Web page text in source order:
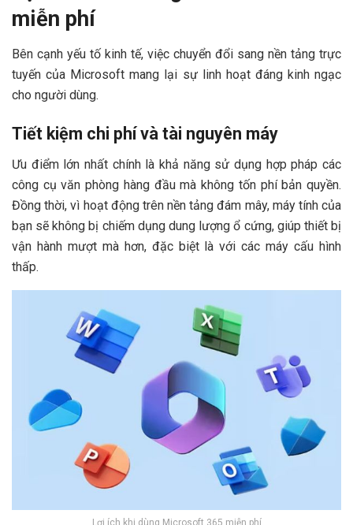
miễn phí
Bên cạnh yếu tố kinh tế, việc chuyển đổi sang nền tảng trực
tuyến của Microsoft mang lại sự linh hoạt đáng kinh ngạc
cho người dùng.
Tiết kiệm chi phí và tài nguyên máy
Ưu điểm lớn nhất chính là khả năng sử dụng hợp pháp các
công cụ văn phòng hàng đầu mà không tốn phí bản quyền.
Đồng thời, vì hoạt động trên nền tảng đám mây, máy tính của
bạn sẽ không bị chiếm dụng dung lượng ổ cứng, giúp thiết bị
vận hành mượt mà hơn, đặc biệt là với các máy cấu hình
thấp.
Lợi ích khi dùng Microsoft 365 miễn phí